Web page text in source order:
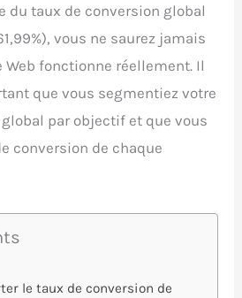
du taux de conversion global
vous ne saurez jamais
fonctionne réellement. Il
que vous segmentiez votre
par objectif et que vous
conversion de chaque
le taux de conversion de